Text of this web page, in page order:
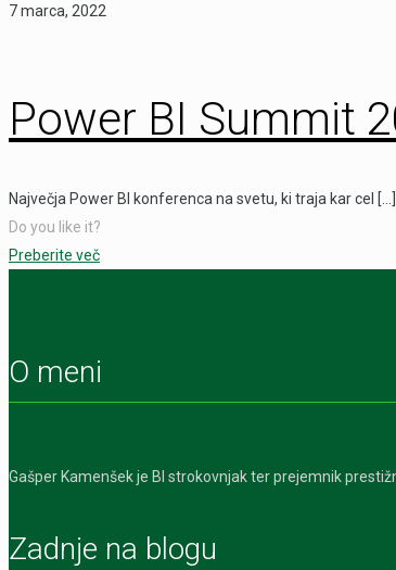
7 marca, 2022
Power BI Summit
Največja Power BI konferenca na svetu, ki traja kar cel […]
Do you like it?
Preberite več
O meni
Gašper Kamenšek je BI strokovnjak ter prejemnik
Zadnje na blogu